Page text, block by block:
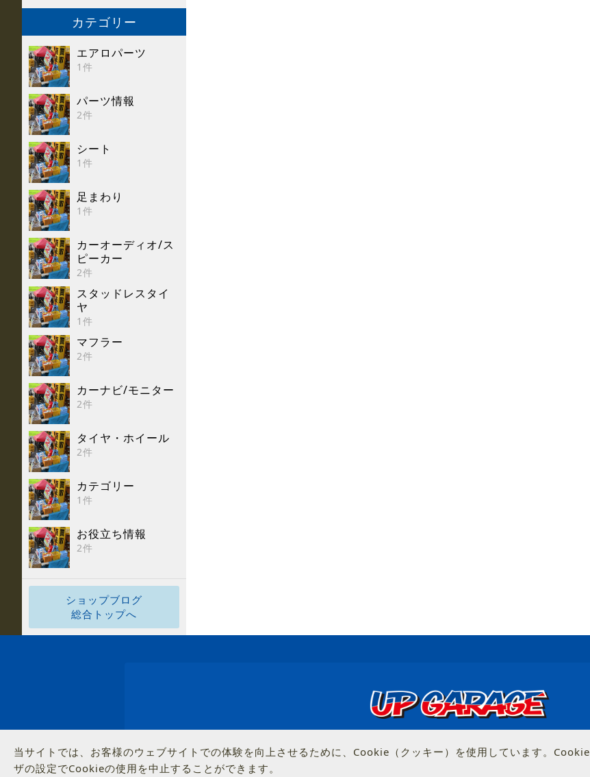
カテゴリー
エアロパーツ
1件
パーツ情報
2件
シート
1件
足まわり
1件
カーオーディオ/ス
ピーカー
2件
スタッドレスタイ
ヤ
1件
マフラー
2件
カーナビ/モニター
2件
タイヤ・ホイール
2件
カテゴリー
1件
お役立ち情報
2件
ショップブログ
総合トップへ
当サイトでは、お客様のウェブサイトでの体験を向上させるために、Cookie（クッキー）を使用しています。
ザの設定でCookieの使用を中止することができます。